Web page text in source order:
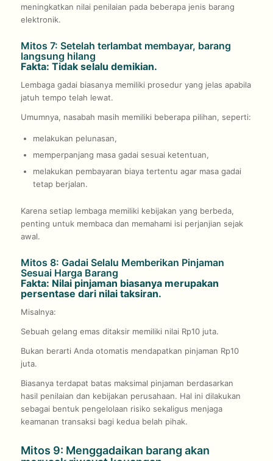
meningkatkan nilai penilaian pada beberapa jenis barang
elektronik.
Mitos 7: Setelah terlambat membayar, barang
langsung hilang
Fakta: Tidak selalu demikian.
Lembaga gadai biasanya memiliki prosedur yang jelas apabila
jatuh tempo telah lewat.
Umumnya, nasabah masih memiliki beberapa pilihan, seperti:
melakukan pelunasan,
memperpanjang masa gadai sesuai ketentuan,
melakukan pembayaran biaya tertentu agar masa gadai
tetap berjalan.
Karena setiap lembaga memiliki kebijakan yang berbeda,
penting untuk membaca dan memahami isi perjanjian sejak
awal.
Mitos 8: Gadai Selalu Memberikan Pinjaman
Sesuai Harga Barang
Fakta: Nilai pinjaman biasanya merupakan
persentase dari nilai taksiran.
Misalnya:
Sebuah gelang emas ditaksir memiliki nilai Rp10 juta.
Bukan berarti Anda otomatis mendapatkan pinjaman Rp10
juta.
Biasanya terdapat batas maksimal pinjaman berdasarkan
hasil penilaian dan kebijakan perusahaan. Hal ini dilakukan
sebagai bentuk pengelolaan risiko sekaligus menjaga
keamanan transaksi bagi kedua belah pihak.
Mitos 9: Menggadaikan barang akan